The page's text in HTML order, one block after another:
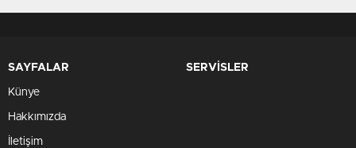
SAYFALAR
Künye
Hakkımızda
İletişim
SERVİSLER